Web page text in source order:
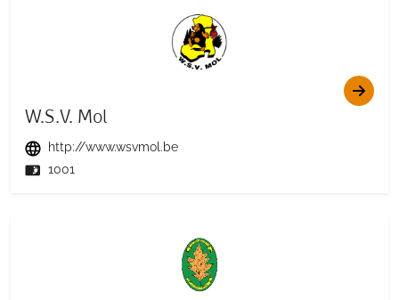
W.S.V. Mol
http://www.wsvmol.be
1001